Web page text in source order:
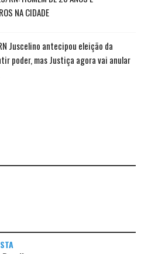
NA CIDADE
Juscelino antecipou eleição da
poder, mas Justiça agora vai anular